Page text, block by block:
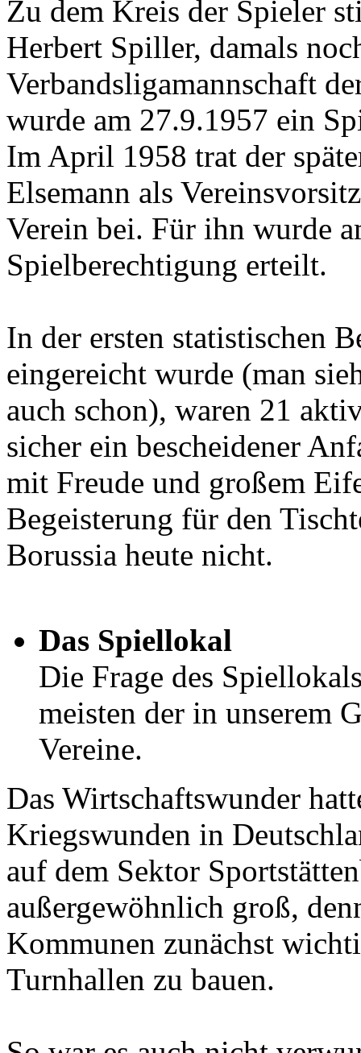
Zu dem Kreis der Spieler
Herbert Spiller, damals
Verbandsligamannschaft
wurde am 27.9.1957 ein
Im April 1958 trat der
Elsemann als
Verein bei. Für ihn wurde
Spielberechtigung erteilt.
In der ersten statistischen
eingereicht wurde (man
auch schon), waren 21
sicher ein bescheidener
mit Freude und großem
Begeisterung für den
Borussia heute nicht.
Das Spiellokal
Die Frage des
meisten der in unserem
Vereine.
Das Wirtschaftswunder
Kriegswunden in
auf dem Sektor
außergewöhnlich groß,
Kommunen zunächst
Turnhallen zu bauen.